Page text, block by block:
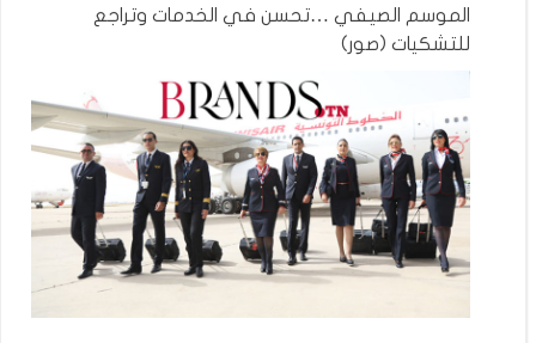
الموسم الصيفي …تحسن في الخدمات وتراجع
للتشكيات (صور)